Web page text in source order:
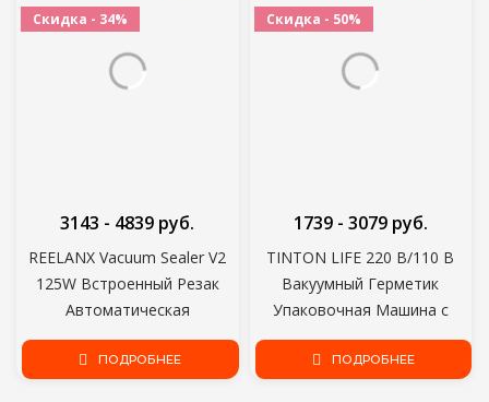
Скидка - 34%
REELANX Vacuum Sealer V2
125W Встроенный Резак
Автоматическая
упаковочная машина для
пищевых продуктов 10
3143 - 4839 руб.
ПОДРОБНЕЕ
Скидка - 50%
TINTON LIFE 220 В/110 В
Вакуумный Герметик
Упаковочная Машина с
Бесплатными 10 шт.
Вакуумные мешки 17x25 см
1739 - 3079 руб.
ПОДРОБНЕЕ